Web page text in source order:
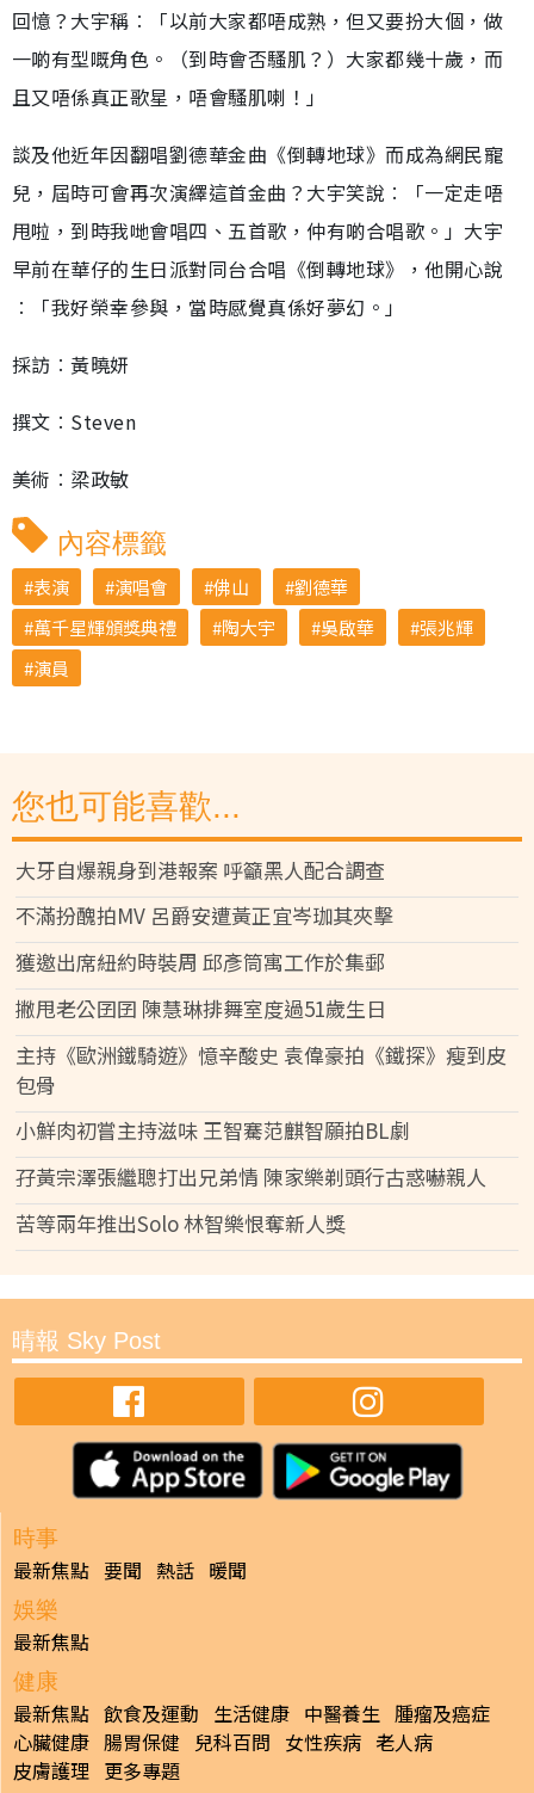
回憶？大宇稱︰「以前大家都唔成熟，但又要扮大個，做
一啲有型嘅角色。（到時會否騷肌？）大家都幾十歲，而
且又唔係真正歌星，唔會騷肌喇！」
談及他近年因翻唱劉德華金曲《倒轉地球》而成為網民寵
兒，屆時可會再次演繹這首金曲？大宇笑說︰「一定走唔
甩啦，到時我哋會唱四、五首歌，仲有啲合唱歌。」大宇
早前在華仔的生日派對同台合唱《倒轉地球》，他開心說
︰「我好榮幸參與，當時感覺真係好夢幻。」
採訪︰黃曉妍
撰文︰Steven
美術︰梁政敏
內容標籤
表演 演唱會 佛山
劉德華
萬千星輝頒獎典禮
陶大宇 吳啟華
張兆輝
演員
您也可能喜歡...
大牙自爆親身到港報案 呼籲黑人配合調查
不滿扮醜拍MV 呂爵安遭黃正宜岑珈其夾擊
獲邀出席紐約時裝周 邱彥筒寓工作於集郵
撇甩老公囝囝 陳慧琳排舞室度過51歲生日
主持《歐洲鐵騎遊》憶辛酸史 袁偉豪拍《鐵探》瘦到皮
包骨
小鮮肉初嘗主持滋味 王智騫范麒智願拍BL劇
孖黃宗澤張繼聰打出兄弟情 陳家樂剃頭行古惑嚇親人
苦等兩年推出Solo 林智樂恨奪新人獎
晴報 Sky Post
時事
最新焦點 要聞 熱話 暖聞
娛樂
最新焦點
健康
最新焦點 飲食及運動 生活健康 中醫養生 腫瘤及癌症
心臟健康 腸胃保健 兒科百問 女性疾病 老人病
皮膚護理 更多專題